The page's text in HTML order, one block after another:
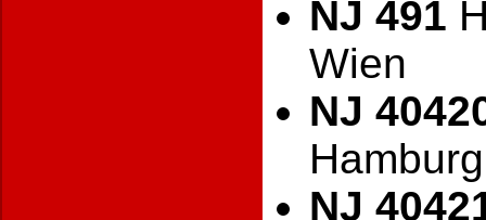
NJ 491
Wien
NJ
Hamburg
NJ